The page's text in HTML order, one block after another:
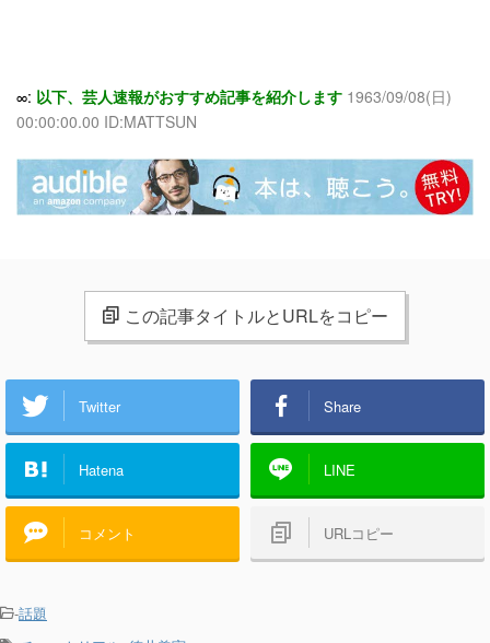
∞: 以下、芸人速報がおすすめ記事を紹介します 1963/09/08(日)
00:00:00.00 ID:MATTSUN
この記事タイトルとURLをコピー
Twitter Share
Hatena LINE
コメント URLコピー
-話題